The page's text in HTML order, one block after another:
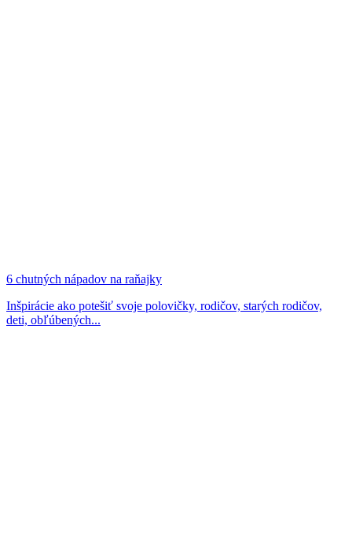
6 chutných nápadov na raňajky
Inšpirácie ako potešiť svoje polovičky, rodičov, starých rodičov,
deti, obľúbených...